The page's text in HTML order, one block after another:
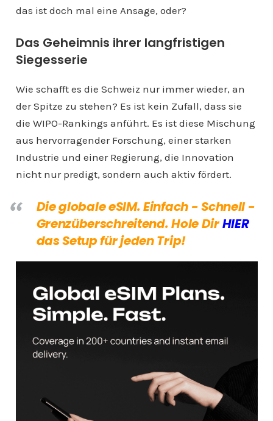
das ist doch mal eine Ansage, oder?
Das Geheimnis ihrer langfristigen
Siegesserie
Wie schafft es die Schweiz nur immer wieder, an
der Spitze zu stehen? Es ist kein Zufall, dass sie
die WIPO-Rankings anführt. Es ist diese Mischung
aus hervorragender Forschung, einer starken
Industrie und einer Regierung, die Innovation
nicht nur predigt, sondern auch aktiv fördert.
Die globale eSIM. Einfach - Schnell -
Grenzüberschreitend. Hole DirHIER
das Setup für jeden Trip!